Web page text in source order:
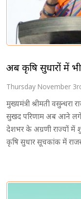
अब कृषि सुधारों में
Thursday November
मुख्यमंत्री श्रीमती वसुन्धरा
सुखद परिणाम अब आने लगे
देशभर के अग्रणी राज्यों में
कृषि सुधार सूचकांक में